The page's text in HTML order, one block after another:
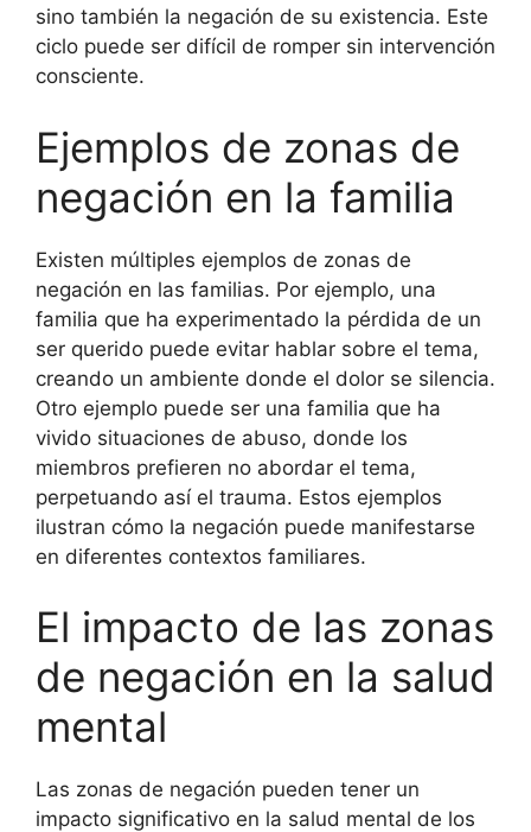
sino también la negación de su existencia. Este
ciclo puede ser difícil de romper sin intervención
consciente.
Ejemplos de zonas de
negación en la familia
Existen múltiples ejemplos de zonas de
negación en las familias. Por ejemplo, una
familia que ha experimentado la pérdida de un
ser querido puede evitar hablar sobre el tema,
creando un ambiente donde el dolor se silencia.
Otro ejemplo puede ser una familia que ha
vivido situaciones de abuso, donde los
miembros prefieren no abordar el tema,
perpetuando así el trauma. Estos ejemplos
ilustran cómo la negación puede manifestarse
en diferentes contextos familiares.
El impacto de las zonas
de negación en la salud
mental
Las zonas de negación pueden tener un
impacto significativo en la salud mental de los